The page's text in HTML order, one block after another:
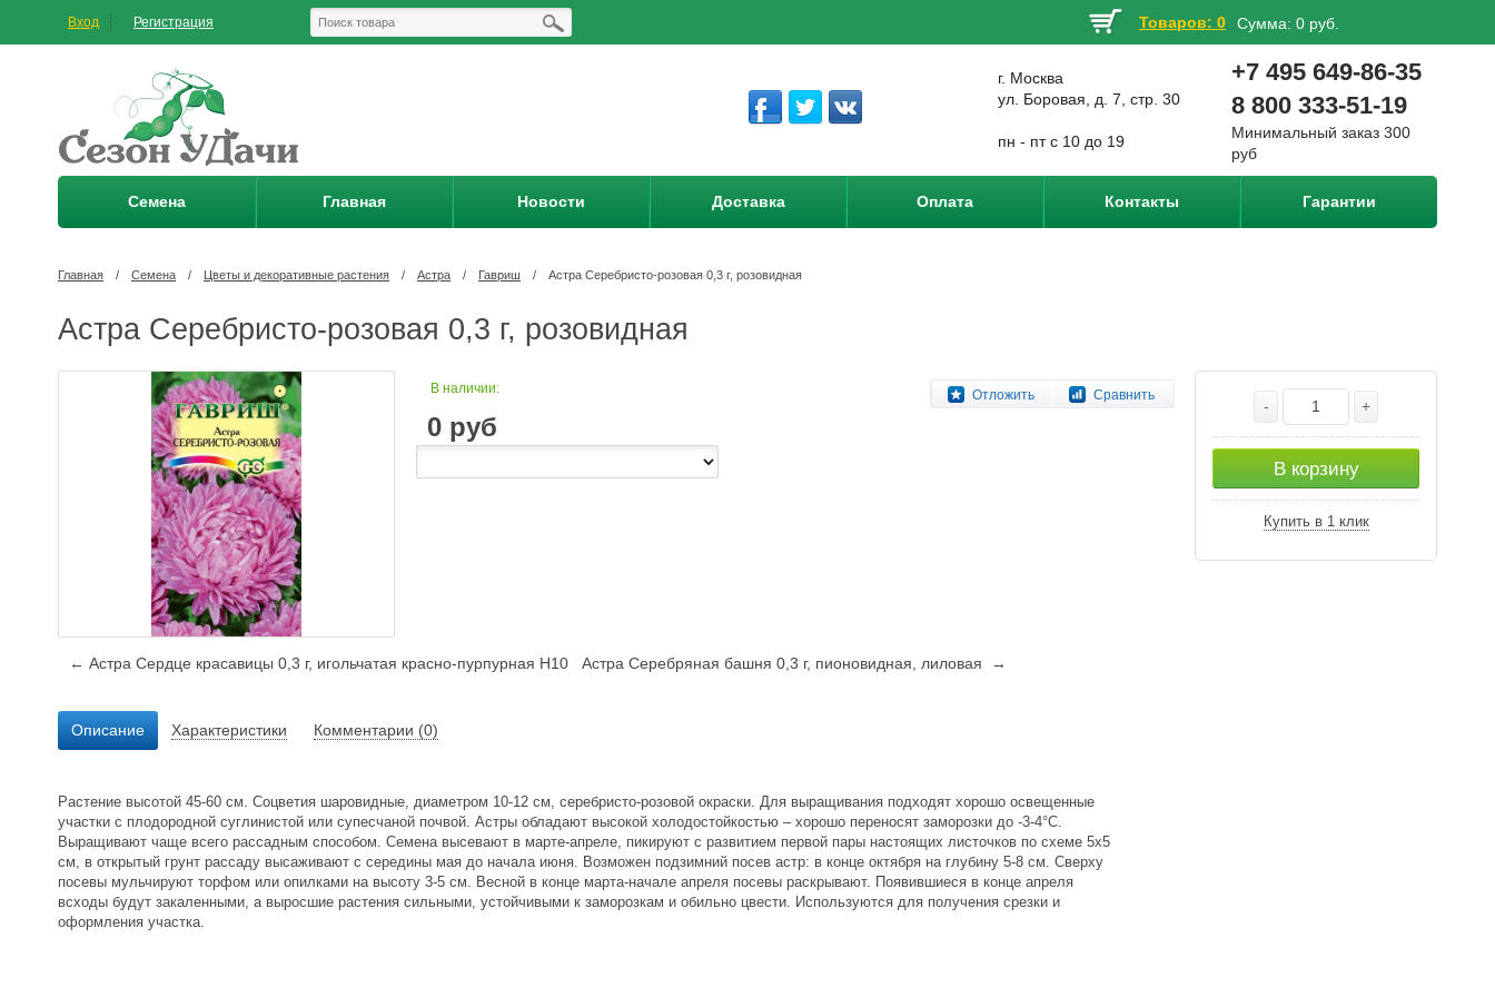
Вход Регистрация Товаров: 0 Сумма: 0 руб.
г. Москва
ул. Боровая, д. 7, стр. 30
пн - пт с 10 до 19
+7 495 649-86-35
8 800 333-51-19
Минимальный заказ 300
руб
Семена Главная Новости Доставка Оплата Контакты Гарантии
Главная / Семена / Цветы и декоративные растения / Астра / Гавриш / Астра Серебристо-розовая 0,3 г, розовидная
Астра Серебристо-розовая 0,3 г, розовидная
Отложить Сравнить
В наличии:
0 руб
- +
В корзину
Купить в 1 клик
← Астра Сердце красавицы 0,3 г, игольчатая красно-пурпурная Н10 Астра Серебряная башня 0,3 г, пионовидная, лиловая →
Описание Характеристики Комментарии (0)
Растение высотой 45-60 см. Соцветия шаровидные, диаметром 10-12 см, серебристо-розовой окраски. Для выращивания подходят хорошо освещенные
участки с плодородной суглинистой или супесчаной почвой. Астры обладают высокой холодостойкостью – хорошо переносят заморозки до -3-4°C.
Выращивают чаще всего рассадным способом. Семена высевают в марте-апреле, пикируют с развитием первой пары настоящих листочков по схеме 5х5
см, в открытый грунт рассаду высаживают с середины мая до начала июня. Возможен подзимний посев астр: в конце октября на глубину 5-8 см. Сверху
посевы мульчируют торфом или опилками на высоту 3-5 см. Весной в конце марта-начале апреля посевы раскрывают. Появившиеся в конце апреля
всходы будут закаленными, а выросшие растения сильными, устойчивыми к заморозкам и обильно цвести. Используются для получения срезки и
оформления участка.